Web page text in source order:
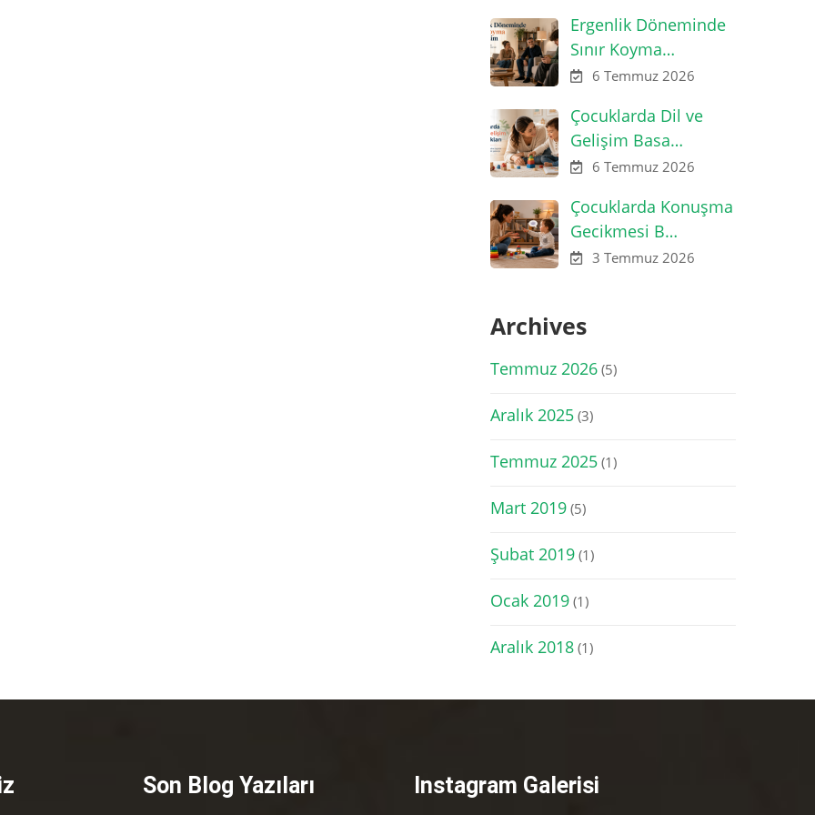
Ergenlik Döneminde
Sınır Koyma…
6 Temmuz 2026
Çocuklarda Dil ve
Gelişim Basa…
6 Temmuz 2026
Çocuklarda Konuşma
Gecikmesi B…
3 Temmuz 2026
Archives
Temmuz 2026 (5)
Aralık 2025 (3)
Temmuz 2025 (1)
Mart 2019 (5)
Şubat 2019 (1)
Ocak 2019 (1)
Aralık 2018 (1)
Son Blog Yazıları Instagram Galerisi